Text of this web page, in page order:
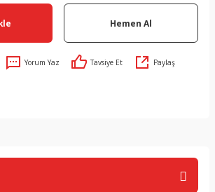
Hemen Al
Yorum Yaz Tavsiye Et Paylaş